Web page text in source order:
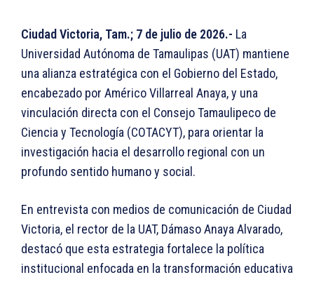
Ciudad Victoria, Tam.; 7 de julio de 2026.- La
Universidad Autónoma de Tamaulipas (UAT) mantiene
una alianza estratégica con el Gobierno del Estado,
encabezado por Américo Villarreal Anaya, y una
vinculación directa con el Consejo Tamaulipeco de
Ciencia y Tecnología (COTACYT), para orientar la
investigación hacia el desarrollo regional con un
profundo sentido humano y social.
En entrevista con medios de comunicación de Ciudad
Victoria, el rector de la UAT, Dámaso Anaya Alvarado,
destacó que esta estrategia fortalece la política
institucional enfocada en la transformación educativa